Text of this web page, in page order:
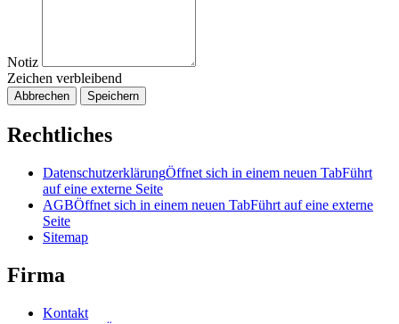
Notiz
Zeichen verbleibend
Abbrechen Speichern
Rechtliches
DatenschutzerklärungÖffnet sich in einem neuen TabFührt
auf eine externe Seite
AGBÖffnet sich in einem neuen TabFührt auf eine externe
Seite
Sitemap
Firma
Kontakt